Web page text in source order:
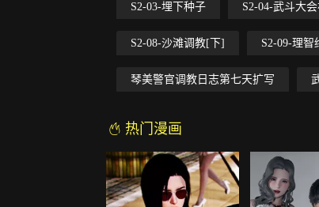
S2-03-埋下种子 S2-04-武斗大
S2-08-沙滩调教[下] S2-09-理智
琴美警官调教日志第七天扩写
热门漫画